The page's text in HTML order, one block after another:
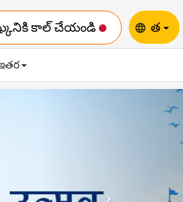
కాల్ చేయండి language త